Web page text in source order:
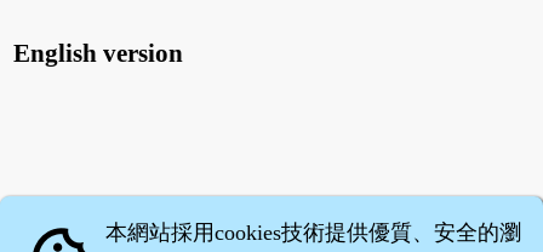
English version
本網站採用cookies技術提供優質、安全的瀏